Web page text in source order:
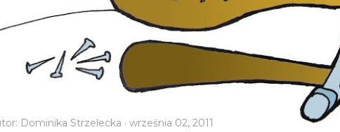
Dominika Strzelecka września 02, 2011